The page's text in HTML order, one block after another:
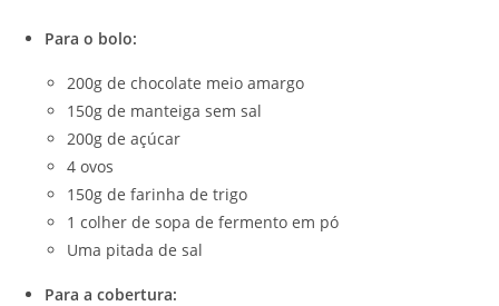
Para o bolo:
200g de chocolate meio amargo
150g de manteiga sem sal
200g de açúcar
4 ovos
150g de farinha de trigo
1 colher de sopa de fermento em pó
Uma pitada de sal
Para a cobertura: